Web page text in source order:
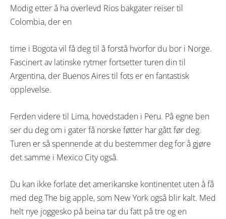
Modig etter å ha overlevd Rios bakgater reiser til
Colombia, der en
time i Bogota vil få deg til å forstå hvorfor du bor i Norge.
Fascinert av latinske rytmer fortsetter turen din til
Argentina, der Buenos Aires til fots er en fantastisk
opplevelse.
Ferden videre til Lima, hovedstaden i Peru. På egne ben
ser du deg om i gater få norske føtter har gått før deg.
Turen er så spennende at du bestemmer deg for å gjøre
det samme i Mexico City også.
Du kan ikke forlate det amerikanske kontinentet uten å få
med deg The big apple, som New York også blir kalt. Med
helt nye joggesko på beina tar du fatt på tre og en